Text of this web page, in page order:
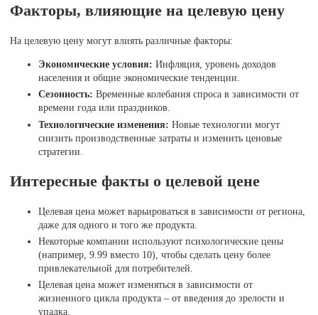
Факторы, влияющие на целевую цену
На целевую цену могут влиять различные факторы:
Экономические условия: Инфляция, уровень доходов
населения и общие экономические тенденции.
Сезонность: Временные колебания спроса в зависимости от
времени года или праздников.
Технологические изменения: Новые технологии могут
снизить производственные затраты и изменить ценовые
стратегии.
Интересные факты о целевой цене
Целевая цена может варьироваться в зависимости от региона,
даже для одного и того же продукта.
Некоторые компании используют психологические цены
(например, 9.99 вместо 10), чтобы сделать цену более
привлекательной для потребителей.
Целевая цена может изменяться в зависимости от
жизненного цикла продукта – от введения до зрелости и
упадка.